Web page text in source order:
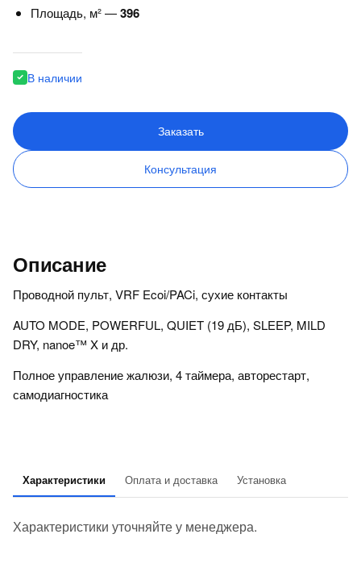
Площадь, м² —396
В наличии
Заказать
Консультация
Описание
Проводной пульт, VRF Ecoi/PACi, сухие контакты
AUTO MODE, POWERFUL, QUIET (19 дБ), SLEEP, MILD
DRY, nanoe™ X и др.
Полное управление жалюзи, 4 таймера, авторестарт,
самодиагностика
Характеристики Оплата и доставка Установка
Характеристики уточняйте у менеджера.